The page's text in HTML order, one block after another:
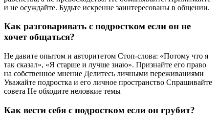
и не осуждайте. Будьте искренне заинтересованы в общении.
Как разговаривать с подростком если он не
хочет общаться?
Не давите опытом и авторитетом Стоп‑слова: «Потому что я
так сказал», «Я старше и лучше знаю». Признайте его право
на собственное мнение Делитесь личными переживаниями
Уважайте подростка и его личное пространство Спрашивайте
совета Не обходите неловкие темы
Как вести себя с подростком если он грубит?